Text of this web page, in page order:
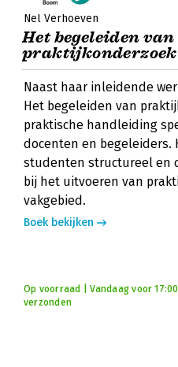
Nel Verhoeven
Het begeleiden van
praktijkonderzoek
Naast haar inleidende
Het begeleiden van
praktische handleiding
docenten en begeleiders.
studenten structureel en
bij het uitvoeren van
vakgebied.
Boek bekijken
Op voorraad | Vandaag voor
verzonden